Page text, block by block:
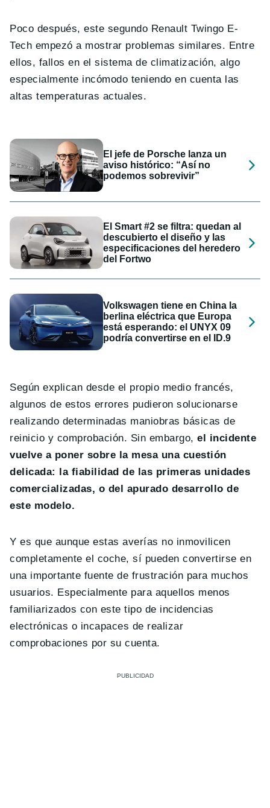
Poco después, este segundo Renault Twingo E-
Tech empezó a mostrar problemas similares. Entre
ellos, fallos en el sistema de climatización, algo
especialmente incómodo teniendo en cuenta las
altas temperaturas actuales.
El jefe de Porsche lanza un
aviso histórico: “Así no
podemos sobrevivir”
El Smart #2 se filtra: quedan al
descubierto el diseño y las
especificaciones del heredero
del Fortwo
Volkswagen tiene en China la
berlina eléctrica que Europa
está esperando: el UNYX 09
podría convertirse en el ID.9
Según explican desde el propio medio francés,
algunos de estos errores pudieron solucionarse
realizando determinadas maniobras básicas de
reinicio y comprobación. Sin embargo,el incidente
vuelve a poner sobre la mesa una cuestión
delicada: la fiabilidad de las primeras unidades
comercializadas, o del apurado desarrollo de
este modelo.
Y es que aunque estas averías no inmovilicen
completamente el coche, sí pueden convertirse en
una importante fuente de frustración para muchos
usuarios. Especialmente para aquellos menos
familiarizados con este tipo de incidencias
electrónicas o incapaces de realizar
comprobaciones por su cuenta.